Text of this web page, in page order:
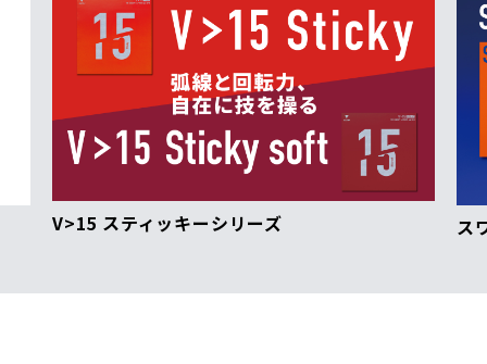
V>15 スティッキーシリーズ ス